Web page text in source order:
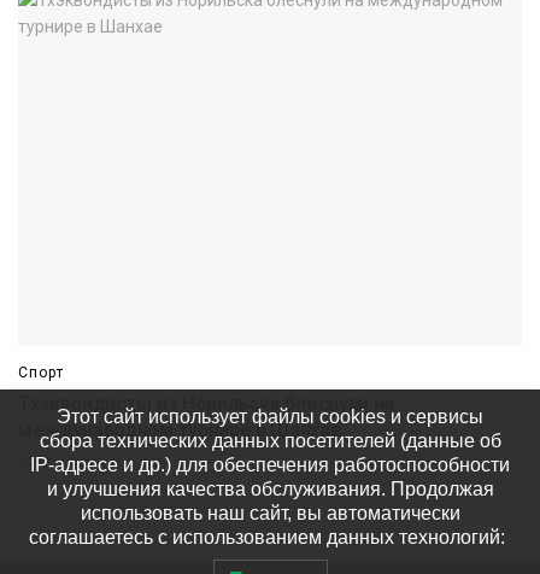
Спорт
Тхэквондисты из Норильска блеснули на
международном турнире в Шанхае
14:32 10 августа 166
Этот сайт использует файлы cookies и сервисы
сбора технических данных посетителей (данные об
IP-адресе и др.) для обеспечения работоспособности
и улучшения качества обслуживания. Продолжая
использовать наш сайт, вы автоматически
соглашаетесь с использованием данных технологий: